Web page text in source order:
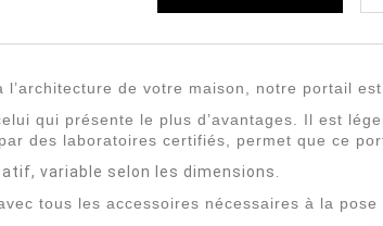
l’architecture de votre maison, notre portail
qui présente le plus d’avantages. Il est
des laboratoires certifiés, permet que ce
variable selon les dimensions.
tous les accessoires nécessaires à la pose